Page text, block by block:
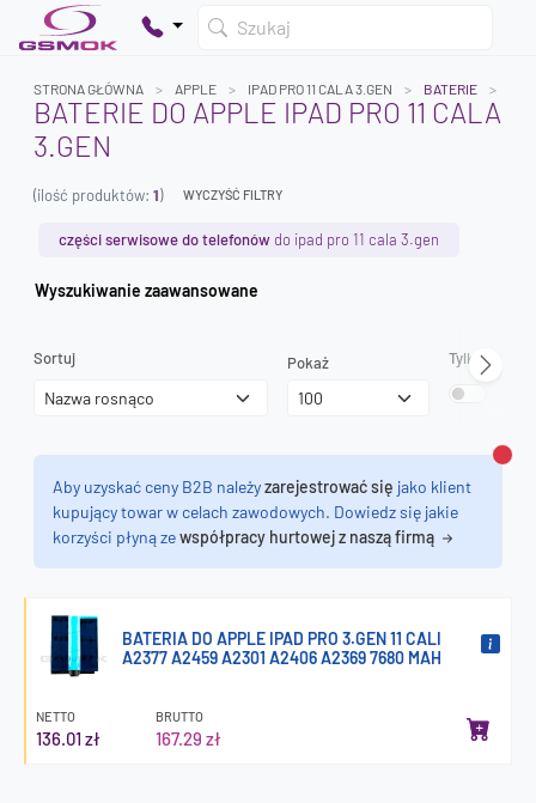
Szukaj
Dodaj produkty, aby kontynuować.
STRONA GŁÓWNA APPLE IPAD PRO 11 CALA 3.GEN BATERIE
BATERIE DO APPLE IPAD PRO 11 CALA
3.GEN
(ilość produktów: 1) WYCZYŚĆ FILTRY
części serwisowe do telefonów do ipad pro 11 cala 3.gen
Wyszukiwanie zaawansowane
Sortuj Pokaż Tylko
Aby uzyskać ceny B2B należyzarejestrować się jako klient
kupujący towar w celach zawodowych. Dowiedz się jakie
korzyści płyną zewspółpracy hurtowej z naszą firmą
BATERIA DO APPLE IPAD PRO 3.GEN 11 CALI
A2377 A2459 A2301 A2406 A2369 7680 MAH
NETTO
136.01 zł
BRUTTO
167.29 zł